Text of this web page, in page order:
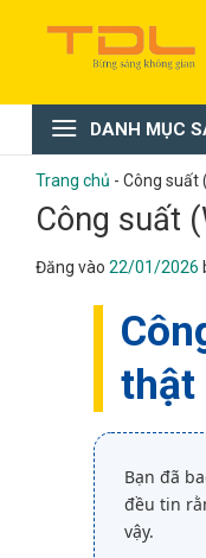
dung
DANH MỤC
Trang chủ - Công suất
Công suất
Đăng vào 22/01/2026
thật
Bạn đã
đều tin
vậy.